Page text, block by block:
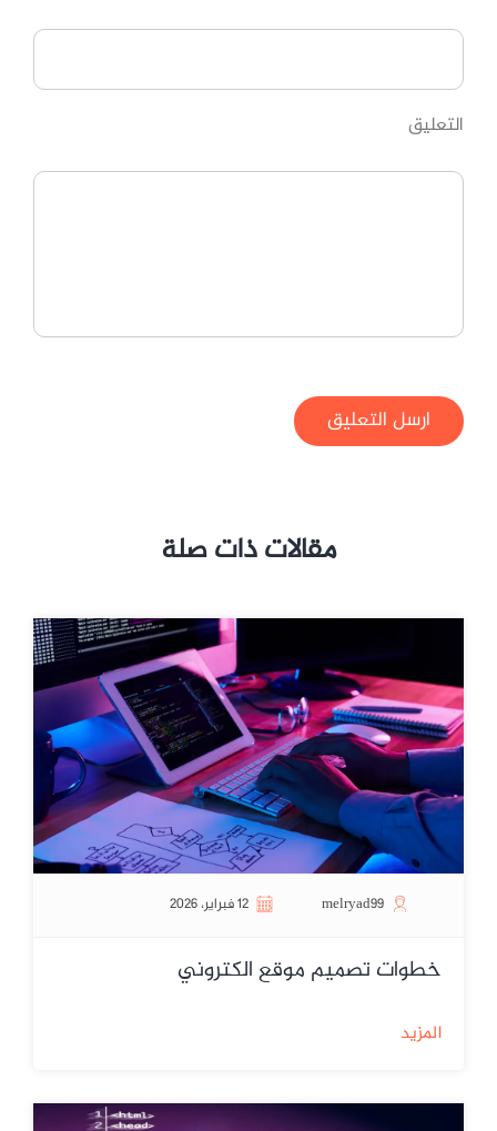
التعليق
ارسل التعليق
مقالات ذات صلة
melryad99 12 فبراير، 2026
خطوات تصميم موقع الكتروني
المزيد